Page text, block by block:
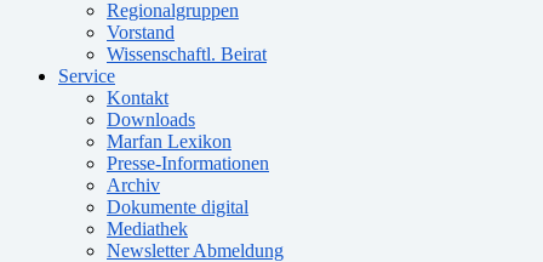
Regionalgruppen
Vorstand
Wissenschaftl. Beirat
Service
Kontakt
Downloads
Marfan Lexikon
Presse-Informationen
Archiv
Dokumente digital
Mediathek
Newsletter Abmeldung